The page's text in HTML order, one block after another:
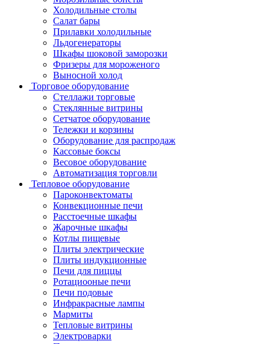
Холодильные столы
Салат бары
Прилавки холодильные
Льдогенераторы
Шкафы шоковой заморозки
Фризеры для мороженого
Выносной холод
Торговое оборудование
Стеллажи торговые
Стеклянные витрины
Сетчатое оборудование
Тележки и корзины
Оборудование для распродаж
Кассовые боксы
Весовое оборудование
Автоматизация торговли
Тепловое оборудование
Пароконвектоматы
Конвекционные печи
Расстоечные шкафы
Жарочные шкафы
Котлы пищевые
Плиты электрические
Плиты индукционные
Печи для пиццы
Ротациооные печи
Печи подовые
Инфракрасные лампы
Мармиты
Тепловые витрины
Электроварки